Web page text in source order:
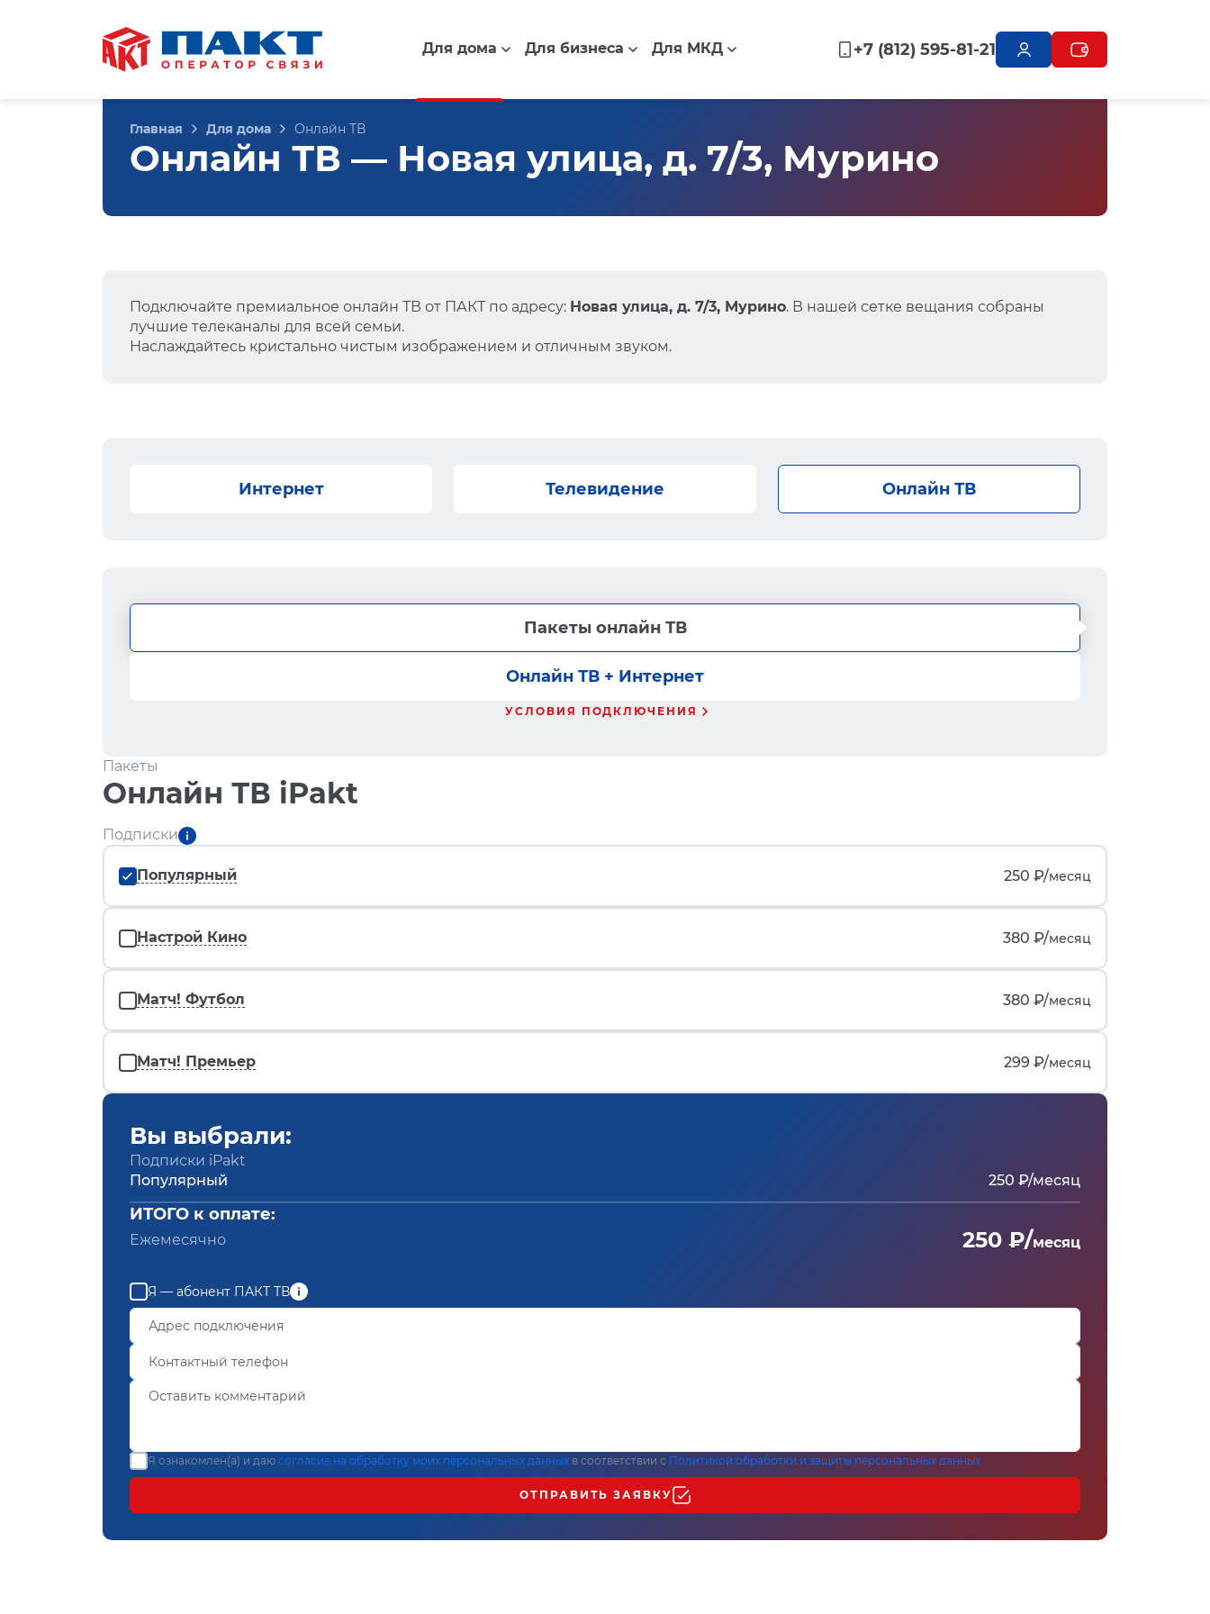
Для дома Для бизнеса Для МКД +7 (812) 595-81-21
Главная Для дома Онлайн ТВ
Онлайн ТВ — Новая улица, д. 7/3, Мурино
Подключайте премиальное онлайн ТВ от ПАКТ по адресу: Новая улица, д. 7/3, Мурино. В нашей сетке вещания собраны
лучшие телеканалы для всей семьи.
Наслаждайтесь кристально чистым изображением и отличным звуком.
Интернет Телевидение Онлайн ТВ
Пакеты онлайн ТВ
Онлайн ТВ + Интернет
УСЛОВИЯ ПОДКЛЮЧЕНИЯ
Пакеты
Онлайн ТВ iPakt
Подписки
Популярный 250 ₽/месяц
Настрой Кино 380 ₽/месяц
Матч! Футбол 380 ₽/месяц
Матч! Премьер 299 ₽/месяц
Вы выбрали:
Подписки iPakt
Популярный
250 ₽/месяц
ИТОГО к оплате:
Ежемесячно 250 ₽/месяц
Я — абонент ПАКТ ТВ
Я ознакомлен(а) и даю согласие на обработку моих персональных данных в соответствии с Политикой обработки и защиты персональных данных
ОТПРАВИТЬ ЗАЯВКУ